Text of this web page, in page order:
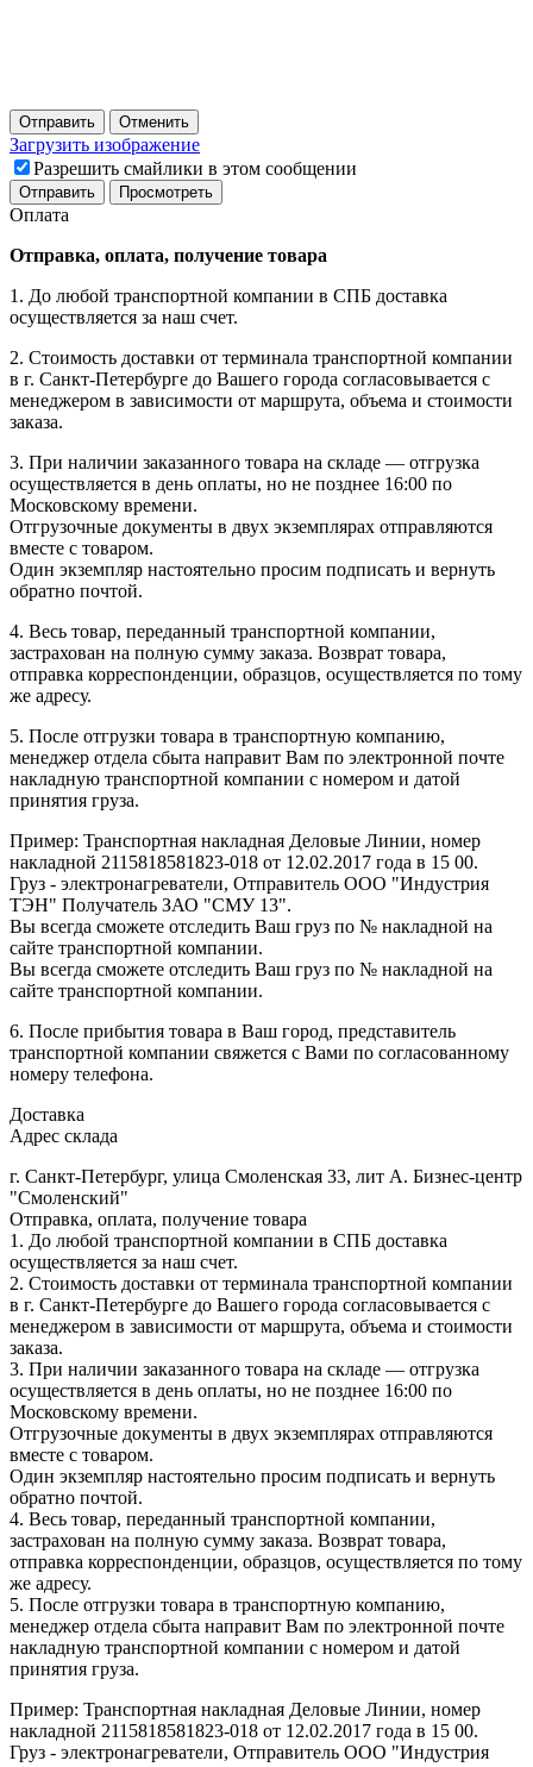
Отправить Отменить
Загрузить изображение
Разрешить смайлики в этом сообщении
Оплата
Отправка, оплата, получение товара
1. До любой транспортной компании в СПБ доставка
осуществляется за наш счет.
2. Стоимость доставки от терминала транспортной компании
в г. Санкт-Петербурге до Вашего города согласовывается с
менеджером в зависимости от маршрута, объема и стоимости
заказа.
3. При наличии заказанного товара на складе — отгрузка
осуществляется в день оплаты, но не позднее 16:00 по
Московскому времени.
Отгрузочные документы в двух экземплярах отправляются
вместе с товаром.
Один экземпляр настоятельно просим подписать и вернуть
обратно почтой.
4. Весь товар, переданный транспортной компании,
застрахован на полную сумму заказа. Возврат товара,
отправка корреспонденции, образцов, осуществляется по тому
же адресу.
5. После отгрузки товара в транспортную компанию,
менеджер отдела сбыта направит Вам по электронной почте
накладную транспортной компании с номером и датой
принятия груза.
Пример: Транспортная накладная Деловые Линии, номер
накладной 2115818581823-018 от 12.02.2017 года в 15 00.
Груз - электронагреватели, Отправитель ООО "Индустрия
ТЭН" Получатель ЗАО "СМУ 13".
Вы всегда сможете отследить Ваш груз по № накладной на
сайте транспортной компании.
Вы всегда сможете отследить Ваш груз по № накладной на
сайте транспортной компании.
6. После прибытия товара в Ваш город, представитель
транспортной компании свяжется с Вами по согласованному
номеру телефона.
Доставка
Адрес склада
г. Санкт-Петербург, улица Смоленская 33, лит А. Бизнес-центр
"Смоленский"
Отправка, оплата, получение товара
1. До любой транспортной компании в СПБ доставка
осуществляется за наш счет.
2. Стоимость доставки от терминала транспортной компании
в г. Санкт-Петербурге до Вашего города согласовывается с
менеджером в зависимости от маршрута, объема и стоимости
заказа.
3. При наличии заказанного товара на складе — отгрузка
осуществляется в день оплаты, но не позднее 16:00 по
Московскому времени.
Отгрузочные документы в двух экземплярах отправляются
вместе с товаром.
Один экземпляр настоятельно просим подписать и вернуть
обратно почтой.
4. Весь товар, переданный транспортной компании,
застрахован на полную сумму заказа. Возврат товара,
отправка корреспонденции, образцов, осуществляется по тому
же адресу.
5. После отгрузки товара в транспортную компанию,
менеджер отдела сбыта направит Вам по электронной почте
накладную транспортной компании с номером и датой
принятия груза.
Пример: Транспортная накладная Деловые Линии, номер
накладной 2115818581823-018 от 12.02.2017 года в 15 00.
Груз - электронагреватели, Отправитель ООО "Индустрия